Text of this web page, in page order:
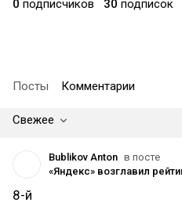
0 подписчиков 30 подписок
Посты Комментарии
Свежее
Bublikov Anton в посте
8-й